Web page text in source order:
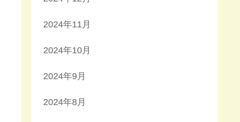
2024年11月
2024年10月
2024年9月
2024年8月